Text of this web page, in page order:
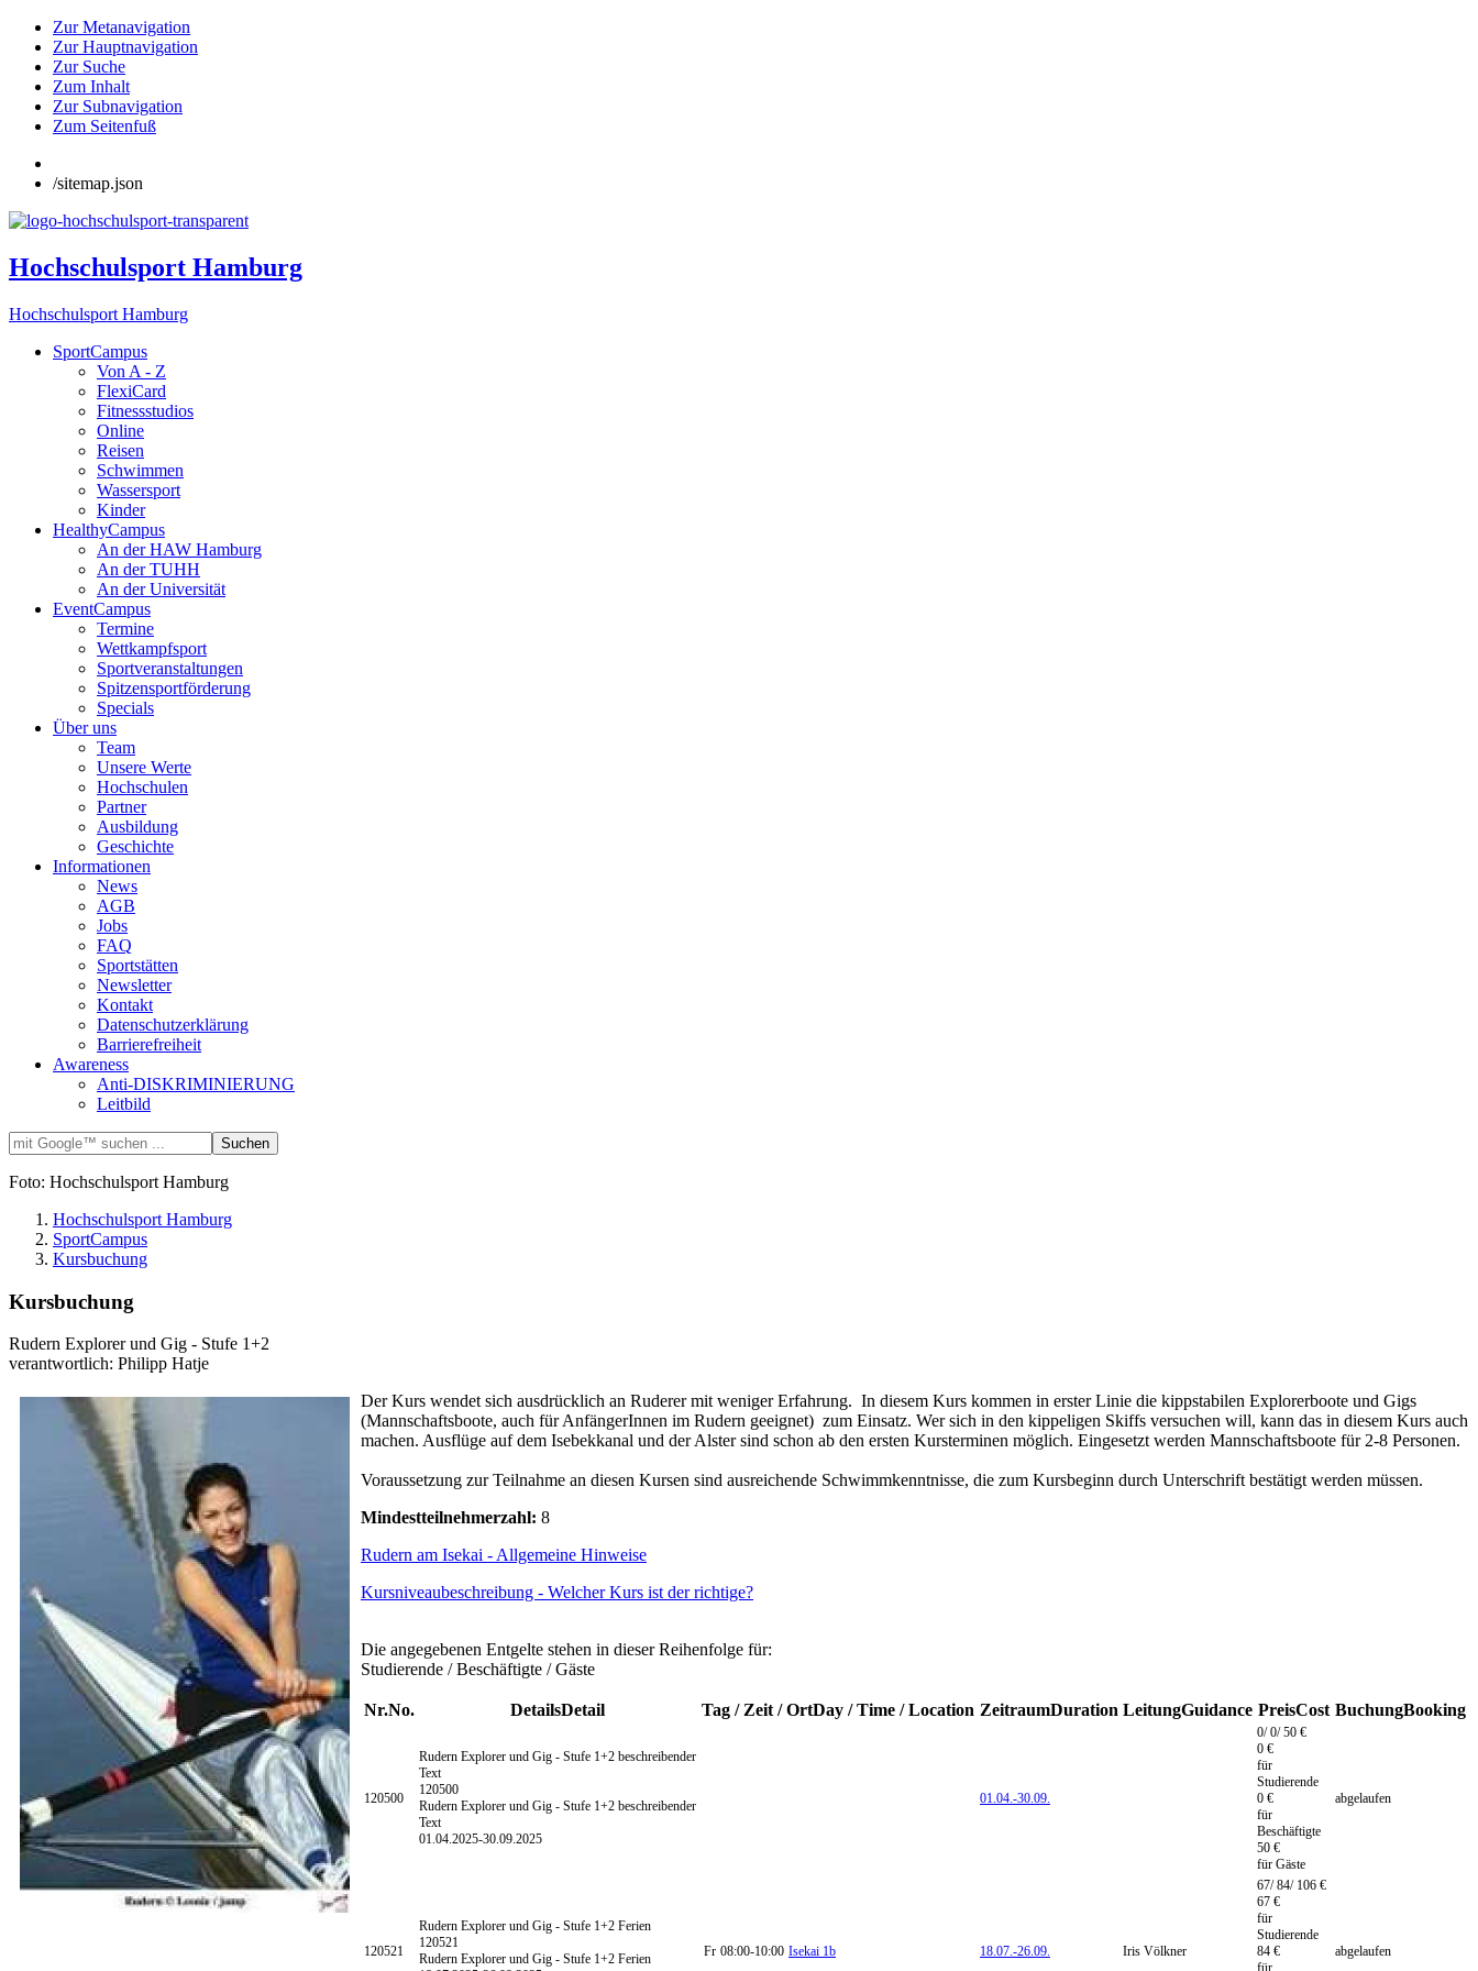
Zur Metanavigation
Zur Hauptnavigation
Zur Suche
Zum Inhalt
Zur Subnavigation
Zum Seitenfuß
/sitemap.json
Hochschulsport Hamburg
Hochschulsport Hamburg
SportCampus
Von A - Z
FlexiCard
Fitnessstudios
Online
Reisen
Schwimmen
Wassersport
Kinder
HealthyCampus
An der HAW Hamburg
An der TUHH
An der Universität
EventCampus
Termine
Wettkampfsport
Sportveranstaltungen
Spitzensportförderung
Specials
Über uns
Team
Unsere Werte
Hochschulen
Partner
Ausbildung
Geschichte
Informationen
News
AGB
Jobs
FAQ
Sportstätten
Newsletter
Kontakt
Datenschutzerklärung
Barrierefreiheit
Awareness
Anti-DISKRIMINIERUNG
Leitbild
Foto: Hochschulsport Hamburg
Hochschulsport Hamburg
SportCampus
Kursbuchung
Kursbuchung
Rudern Explorer und Gig - Stufe 1+2
verantwortlich: Philipp Hatje
Der Kurs wendet sich ausdrücklich an Ruderer mit weniger Erfahrung. In diesem Kurs kommen in erster Linie die kippstabilen Explorerboote und Gigs
(Mannschaftsboote, auch für AnfängerInnen im Rudern geeignet) zum Einsatz. Wer sich in den kippeligen Skiffs versuchen will, kann das in diesem Kurs auch
machen. Ausflüge auf dem Isebekkanal und der Alster sind schon ab den ersten Kursterminen möglich. Eingesetzt werden Mannschaftsboote für 2-8 Personen.
Voraussetzung zur Teilnahme an diesen Kursen sind ausreichende Schwimmkenntnisse, die zum Kursbeginn durch Unterschrift bestätigt werden müssen.
Mindestteilnehmerzahl: 8
Rudern am Isekai - Allgemeine Hinweise
Kursniveaubeschreibung - Welcher Kurs ist der richtige?
Die angegebenen Entgelte stehen in dieser Reihenfolge für:
Studierende / Beschäftigte / Gäste
Nr.No. DetailsDetail Tag / Zeit / OrtDay / Time / Location ZeitraumDuration LeitungGuidance PreisCost BuchungBooking
120500
Rudern Explorer und Gig - Stufe 1+2 beschreibender
Text
120500
Rudern Explorer und Gig - Stufe 1+2 beschreibender
Text
01.04.2025-30.09.2025
01.04.-30.09.
0/ 0/ 50 €
0 €
für
Studierende
0 €
für
Beschäftigte
50 €
für Gäste
abgelaufen
120521
Rudern Explorer und Gig - Stufe 1+2 Ferien
120521
Rudern Explorer und Gig - Stufe 1+2 Ferien
Fr 08:00-10:00 Isekai 1b 18.07.-26.09. Iris Völkner
67/ 84/ 106 €
67 €
für
Studierende
84 €
abgelaufen